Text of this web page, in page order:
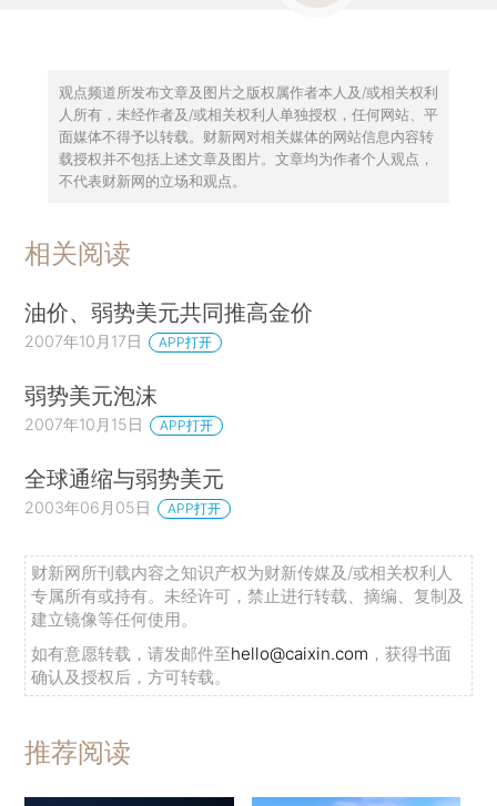
观点频道所发布文章及图片之版权属作者本人及/或相关权利
人所有，未经作者及/或相关权利人单独授权，任何网站、平
面媒体不得予以转载。财新网对相关媒体的网站信息内容转
载授权并不包括上述文章及图片。文章均为作者个人观点，
不代表财新网的立场和观点。
相关阅读
油价、弱势美元共同推高金价
2007年10月17日 APP打开
弱势美元泡沫
2007年10月15日 APP打开
全球通缩与弱势美元
2003年06月05日 APP打开
财新网所刊载内容之知识产权为财新传媒及/或相关权利人
专属所有或持有。未经许可，禁止进行转载、摘编、复制及
建立镜像等任何使用。
如有意愿转载，请发邮件至hello@caixin.com ，获得书面
确认及授权后，方可转载。
推荐阅读